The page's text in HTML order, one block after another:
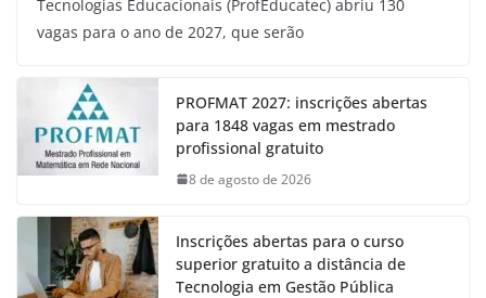
Tecnologias Educacionais (ProfEducatec) abriu 130
vagas para o ano de 2027, que serão
PROFMAT 2027: inscrições abertas
para 1848 vagas em mestrado
profissional gratuito
8 de agosto de 2026
Inscrições abertas para o curso
superior gratuito a distância de
Tecnologia em Gestão Pública